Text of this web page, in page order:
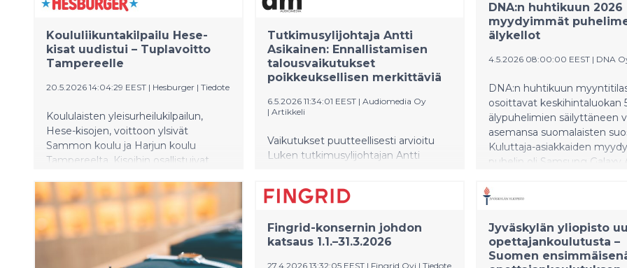
Koululiikuntakilpailu Hese-
kisat uudistui – Tuplavoitto
Tampereelle
20.5.2026 14:04:29 EEST | Hesburger | Tiedote
Koululaisten yleisurheilukilpailun,
Hese-kisojen, voittoon ylsivät
Sammon koulu ja Harjun koulu
Tampereelta. Kisoihin osallistuivat
nuoremmat, 3.–4.-luokkalaiset, ja heti
heitä oli jo kolmasosa osallistujista.
Tutkimusylijohtaja Antti
Asikainen: Ennallistamisen
talousvaikutukset
poikkeuksellisen merkittäviä
6.5.2026 11:34:01 EEST | Audiomedia Oy
| Artikkeli
Vaikutukset puutteellisesti arvioitu
Luken tutkimusylijohtajan Antti
Suomen metsäsektorin tulevaisuutta
ennallistamisen tavoitteet liittyvät
luonnon monimuotoisuuden
DNA:n huhtikuun 2026
myydyimmät
älykellot
4.5.2026 08:00:00 EEST | DNA
DNA:n huhtikuun
osoittavat keskihintaluokan
älypuhelimien säilyttäneen
asemansa suomalaisten
Kuluttaja-asiakkaiden
puhelin oli Samsung Galaxy
yritysasiakkaiden myynnissä
puhelinten kategoriassa
-mallillaan. Huhtikuun
älykello oli ZTE K2 -lasten
kellopuhelin.
Fingrid-konsernin johdon
katsaus 1.1.–31.3.2026
27.4.2026 13:32:05 EEST | Fingrid Oyj | Tiedote
Jyväskylän yliopisto
opettajankoulutusta –
Suomen